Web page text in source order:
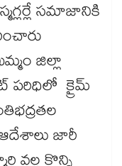
సమాజానికి
జిల్లా
పరిధిలో క్రైమ్
ఆదేశాలు జారీ